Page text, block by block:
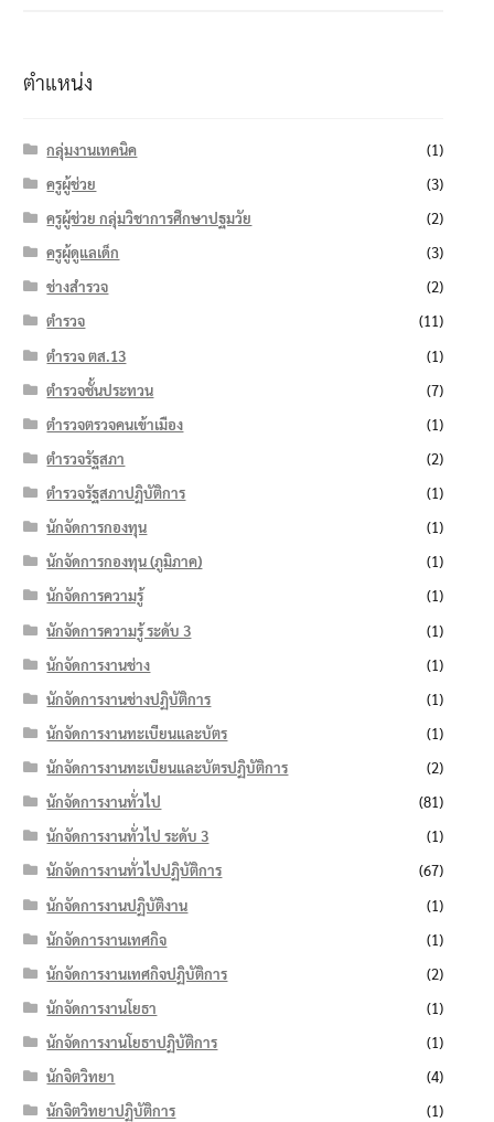
ตำแหน่ง
กลุ่มงานเทคนิค
(1)
ครูผู้ช่วย
(3)
ครูผู้ช่วย กลุ่มวิชาการศึกษาปฐมวัย
(2)
ครูผู้ดูแลเด็ก
(3)
ช่างสำรวจ
(2)
ตำรวจ
(11)
ตำรวจ ตส.13
(1)
ตำรวจชั้นประทวน
(7)
ตำรวจตรวจคนเข้าเมือง
(1)
ตำรวจรัฐสภา
(2)
ตำรวจรัฐสภาปฏิบัติการ
(1)
นักจัดการกองทุน
(1)
นักจัดการกองทุน (ภูมิภาค)
(1)
นักจัดการความรู้
(1)
นักจัดการความรู้ ระดับ 3
(1)
นักจัดการงานช่าง
(1)
นักจัดการงานช่างปฏิบัติการ
(1)
นักจัดการงานทะเบียนและบัตร
(1)
นักจัดการงานทะเบียนและบัตรปฏิบัติการ
(2)
นักจัดการงานทั่วไป
(81)
นักจัดการงานทั่วไป ระดับ 3
(1)
นักจัดการงานทั่วไปปฏิบัติการ
(67)
นักจัดการงานปฏิบัติงาน
(1)
นักจัดการงานเทศกิจ
(1)
นักจัดการงานเทศกิจปฏิบัติการ
(2)
นักจัดการงานโยธา
(1)
นักจัดการงานโยธาปฏิบัติการ
(1)
นักจิตวิทยา
(4)
นักจิตวิทยาปฏิบัติการ
(1)